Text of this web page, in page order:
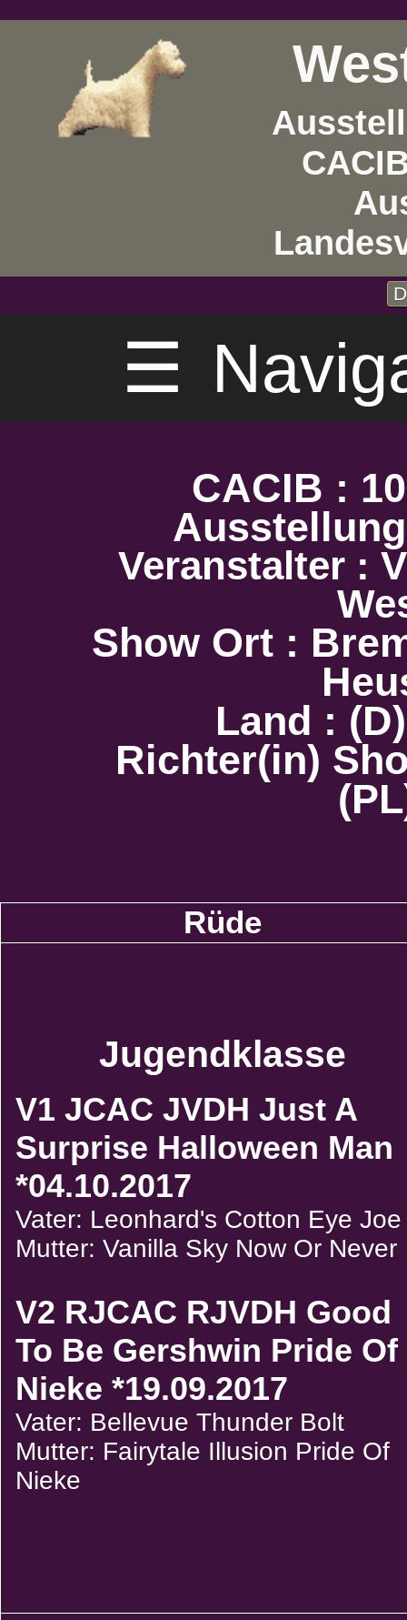
☰
CACIB :
Veranstalter :
Show Ort :
Land :
Richter(in)
Rüde
Jugendklasse
V1 JCAC JVDH Just A
Surprise Halloween Man
*04.10.2017
Vater: Leonhard's Cotton Eye Joe
Mutter: Vanilla Sky Now Or Never
V2 RJCAC RJVDH Good
To Be Gershwin Pride Of
Nieke *19.09.2017
Vater: Bellevue Thunder Bolt
Mutter: Fairytale Illusion Pride Of
Nieke